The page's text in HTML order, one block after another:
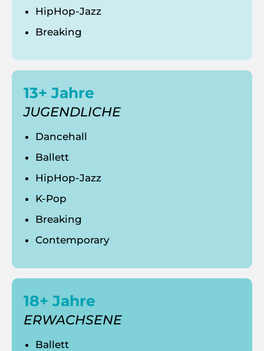
HipHop-Jazz
Breaking
13+ Jahre
JUGENDLICHE
Dancehall
Ballett
HipHop-Jazz
K-Pop
Breaking
Contemporary
18+ Jahre
ERWACHSENE
Ballett